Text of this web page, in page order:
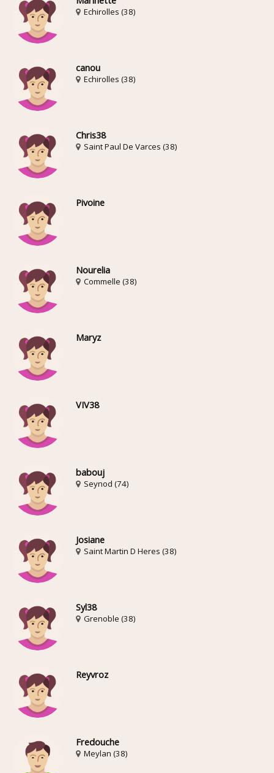
Echirolles (38)
canou
Echirolles (38)
Chris38
Saint Paul De Varces (38)
Pivoine
Nourelia
Commelle (38)
Maryz
VIV38
babouj
Seynod (74)
Josiane
Saint Martin D Heres (38)
Syl38
Grenoble (38)
Reyvroz
Fredouche
Meylan (38)